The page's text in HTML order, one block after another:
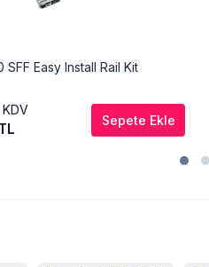
SFF Easy Install Rail Kit
Sepete Ekle